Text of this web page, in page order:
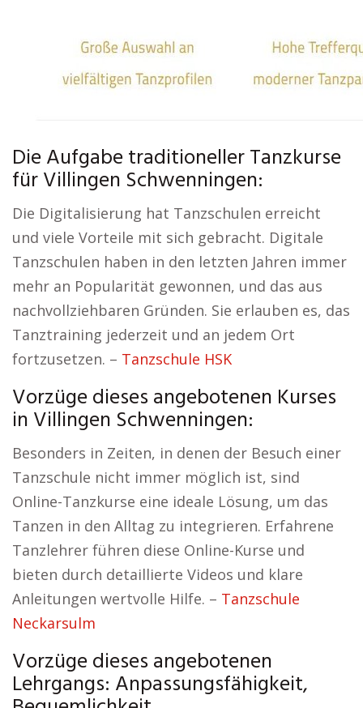
Die Aufgabe traditioneller Tanzkurse
für Villingen Schwenningen:
Die Digitalisierung hat Tanzschulen erreicht
und viele Vorteile mit sich gebracht. Digitale
Tanzschulen haben in den letzten Jahren immer
mehr an Popularität gewonnen, und das aus
nachvollziehbaren Gründen. Sie erlauben es, das
Tanztraining jederzeit und an jedem Ort
fortzusetzen. – Tanzschule HSK
Vorzüge dieses angebotenen Kurses
in Villingen Schwenningen:
Besonders in Zeiten, in denen der Besuch einer
Tanzschule nicht immer möglich ist, sind
Online-Tanzkurse eine ideale Lösung, um das
Tanzen in den Alltag zu integrieren. Erfahrene
Tanzlehrer führen diese Online-Kurse und
bieten durch detaillierte Videos und klare
Anleitungen wertvolle Hilfe. – Tanzschule
Neckarsulm
Vorzüge dieses angebotenen
Lehrgangs: Anpassungsfähigkeit,